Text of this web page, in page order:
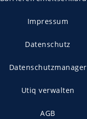
Impressum
Datenschutz
Datenschutzmanager
Utiq verwalten
AGB